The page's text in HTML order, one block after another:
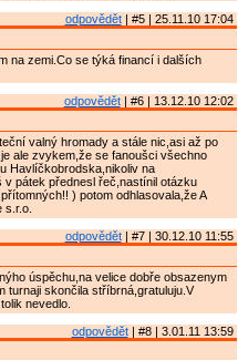
odpovědět| #5 | 25.11.10 17:04
na zemi.Co se týká financí i dalších
odpovědět| #6 | 13.12.10 12:02
valný hromady a stále nic,asi až po
ale zvykem,že se fanoušci všechno
Havlíčkobrodska,nikoliv na
pátek přednesl řeč,nastínil otázku
) potom odhlasovala,že A
s.r.o.
odpovědět| #7 | 30.12.10 11:55
úspěchu,na velice dobře obsazenym
turnaji skončila stříbrná,gratuluju.V
nevedlo.
odpovědět| #8 | 3.01.11 13:59